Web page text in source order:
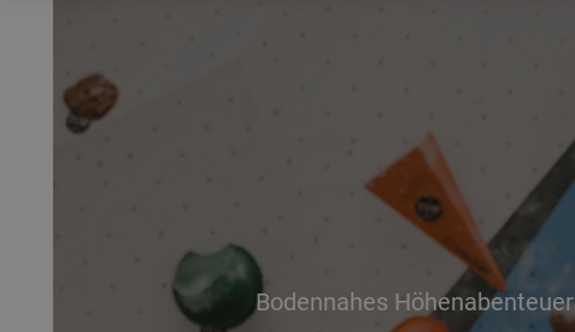
Bodennahes Höhenabenteuer